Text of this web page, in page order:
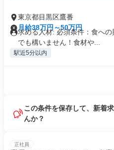
東京都目黒区鷹番
月給38万円～50万円
求める人材: 必須条件：食へ
でも構いません！食材や...
駅近5分以内
この条件を保存して、新着
んか？
正社員